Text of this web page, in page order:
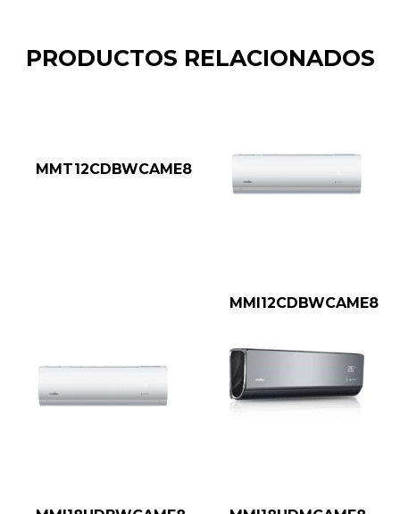
PRODUCTOS RELACIONADOS
MMT12CDBWCAME8
MMI12CDBWCAME8